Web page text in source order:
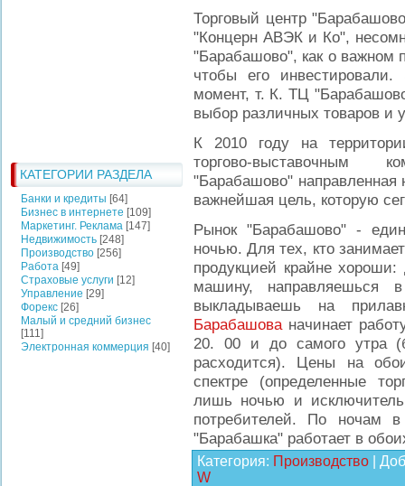
КАТЕГОРИИ РАЗДЕЛА
Банки и кредиты [64]
Бизнес в интернете [109]
Маркетинг. Реклама [147]
Недвижимость [248]
Производство [256]
Работа [49]
Страховые услуги [12]
Управление [29]
Форекс [26]
Малый и средний бизнес
[111]
Электронная коммерция [40]
Торговый центр
"Концерн АВЭК и Ко",
"Барабашово", как о важном
чтобы его
момент, т. К. ТЦ
выбор различных товаров и
К 2010 году на
торгово-выставочным
"Барабашово" направленная
важнейшая цель, которую
Рынок "Барабашово" -
ночью. Для тех, кто
продукцией крайне
машину,
выкладываешь на
Барабашованачинает
20. 00 и до самого утра
расходится). Цены на
спектре (определенные
лишь ночью и
потребителей. По ночам
"Барабашка" работает в
Категория: Производство
W